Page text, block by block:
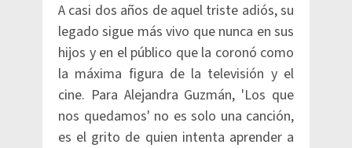
A casi dos años de aquel triste adiós, su
legado sigue más vivo que nunca en sus
hijos y en el público que la coronó como
la máxima figura de la televisión y el
cine. Para Alejandra Guzmán, 'Los que
nos quedamos' no es solo una canción,
es el grito de quien intenta aprender a